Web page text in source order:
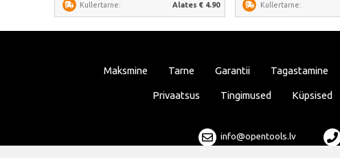
Kullertarne: Alates € 4.90 Kullertarne:
Maksmine Tarne Garantii Tagastamine
Privaatsus Tingimused Küpsised
info@opentools.lv